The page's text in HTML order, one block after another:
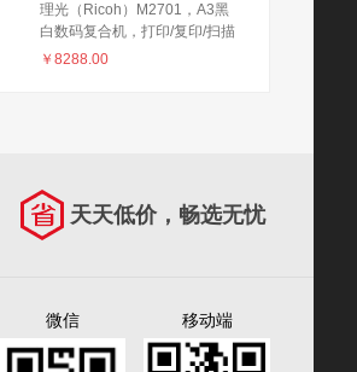
理光（Ricoh）M2701，A3黑
白数码复合机，打印/复印/扫描
￥ 8288.00
天天低价，畅选无忧
微信 移动端